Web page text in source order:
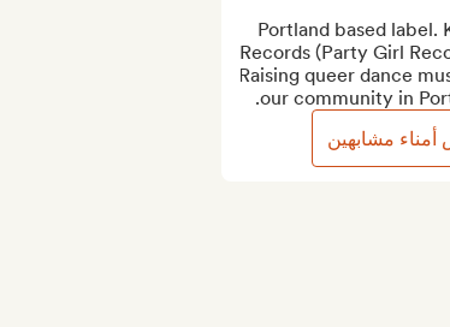
Portland based label.
Records (Party Girl
Raising queer dance
our community in
مشابهين